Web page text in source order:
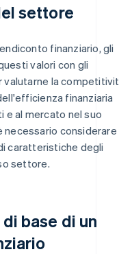
settore
finanziario, gli
valori con gli
valutarne la
finanziaria
e al mercato nel suo
considerare
caratteristiche degli
settore.
base di un